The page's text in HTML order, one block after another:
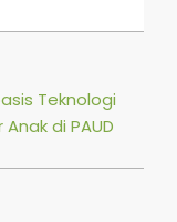
Teknologi
di PAUD